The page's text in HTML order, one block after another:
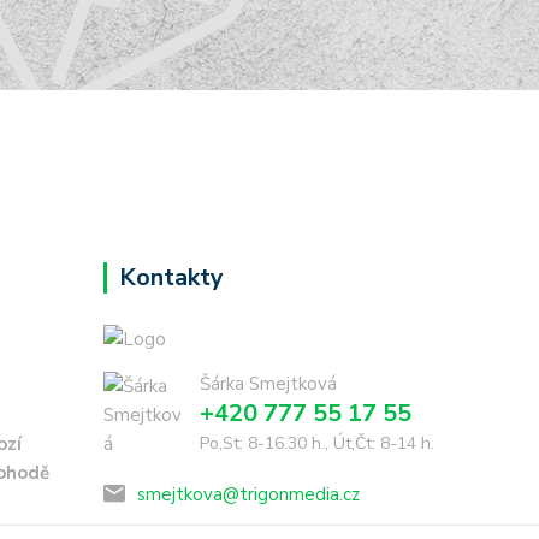
Kontakty
Šárka Smejtková
+420 777 55 17 55
Po,St: 8-16.30 h., Út,Čt: 8-14 h.
smejtkova@trigonmedia.cz